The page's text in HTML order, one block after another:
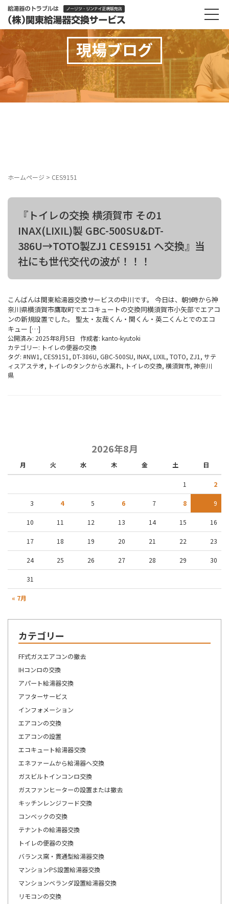
現場ブログ
ホームページ > CES9151
『トイレの交換 横須賀市 その1
INAX(LIXIL)製 GBC-500SU&DT-
386U→TOTO製ZJ1 CES9151 へ交換』当
社にも世代交代の波が！！！
こんばんは関東給湯器交換サービスの中川です。 今日は、朝9時から神
奈川県横須賀市鷹取町でエコキュートの交換同横須賀市小矢部でエアコ
ンの新規設置でした。 聖太・友哉くん・関くん・英二くんとでのエコ
キュー […]
公開済み: 2025年8月5日 作成者: kanto-kyutoki
カテゴリー: トイレの便器の交換
タグ: #NW1 , CES9151 , DT-386U, GBC-500SU, INAX, LIXIL , TOTO, ZJ1 , サテ
ィスアステオ, トイレのタンクから水漏れ, トイレの交換, 横須賀市, 神奈川
県
2026年8月
月 火 水 木 金 土 日
« 7月
1 2
3 4 5 6 7 8 9
10 11 12 13 14 15 16
17 18 19 20 21 22 23
24 25 26 27 28 29 30
31
カテゴリー
FF式ガスエアコンの撤去
IHコンロの交換
アパート給湯器交換
アフターサービス
インフォメーション
エアコンの交換
エアコンの設置
エコキュート給湯器交換
エネファームから給湯器へ交換
ガスビルトインコンロ交換
ガスファンヒーターの設置または撤去
キッチンレンジフード交換
コンベックの交換
テナントの給湯器交換
トイレの便器の交換
バランス窯・貫通型給湯器交換
マンションPS設置給湯器交換
マンションベランダ設置給湯器交換
リモコンの交換